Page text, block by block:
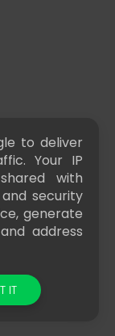
to deliver
Your IP
with
security
generate
address
IT